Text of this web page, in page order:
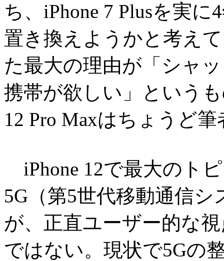
ち、iPhone 7 Plusを実に
置き換えようかと考え
た最大の理由が「シャ
携帯が欲しい」という
12 Pro Maxはちょうど
iPhone 12で最大のト
5G（第5世代移動通信
が、正直ユーザー的な
ではない。現状で5Gの